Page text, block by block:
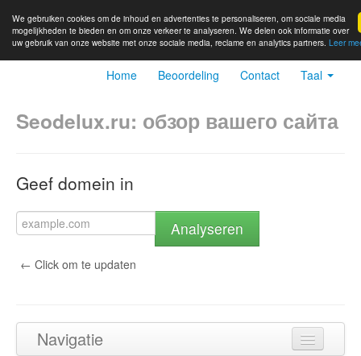
We gebruiken cookies om de inhoud en advertenties te personaliseren, om sociale media
mogelijkheden te bieden en om onze verkeer te analyseren. We delen ook informatie over
uw gebruik van onze website met onze sociale media, reclame en analytics partners. Leer
Home Beoordeling Contact Taal
Seodelux.ru: обзор вашего сайта
Geef domein in
Analyseren
← Click om te updaten
Navigatie